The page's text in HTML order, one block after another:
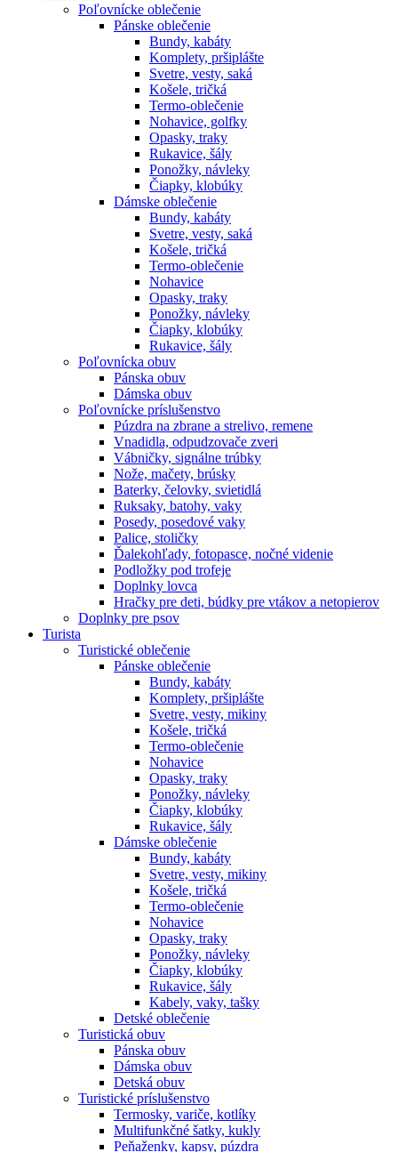
Poľovnícke oblečenie
Pánske oblečenie
Bundy, kabáty
Komplety, pršiplášte
Svetre, vesty, saká
Košele, tričká
Termo-oblečenie
Nohavice, golfky
Opasky, traky
Rukavice, šály
Ponožky, návleky
Čiapky, klobúky
Dámske oblečenie
Bundy, kabáty
Svetre, vesty, saká
Košele, tričká
Termo-oblečenie
Nohavice
Opasky, traky
Ponožky, návleky
Čiapky, klobúky
Rukavice, šály
Poľovnícka obuv
Pánska obuv
Dámska obuv
Poľovnícke príslušenstvo
Púzdra na zbrane a strelivo, remene
Vnadidla, odpudzovače zveri
Vábničky, signálne trúbky
Nože, mačety, brúsky
Baterky, čelovky, svietidlá
Ruksaky, batohy, vaky
Posedy, posedové vaky
Palice, stoličky
Ďalekohľady, fotopasce, nočné videnie
Podložky pod trofeje
Doplnky lovca
Hračky pre deti, búdky pre vtákov a netopierov
Doplnky pre psov
Turista
Turistické oblečenie
Pánske oblečenie
Bundy, kabáty
Komplety, pršiplášte
Svetre, vesty, mikiny
Košele, tričká
Termo-oblečenie
Nohavice
Opasky, traky
Ponožky, návleky
Čiapky, klobúky
Rukavice, šály
Dámske oblečenie
Bundy, kabáty
Svetre, vesty, mikiny
Košele, tričká
Termo-oblečenie
Nohavice
Opasky, traky
Ponožky, návleky
Čiapky, klobúky
Rukavice, šály
Kabely, vaky, tašky
Detské oblečenie
Turistická obuv
Pánska obuv
Dámska obuv
Detská obuv
Turistické príslušenstvo
Termosky, variče, kotlíky
Multifunkčné šatky, kukly
Peňaženky, kapsy, púzdra